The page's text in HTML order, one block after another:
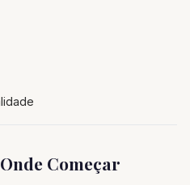
Começar